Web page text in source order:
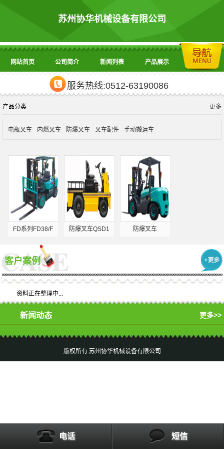
苏州协华机械设备有限公司
网站首页 公司简介 新闻列表 产品展示
服务热线:0512-63190086
产品分类 更多
电瓶叉车 内燃叉车 防爆叉车 叉车配件 手动搬运车
FD系列FD38/FD3... 防爆叉车QSD100Ex 防爆叉车
客户案例
资料正在整理中...
新闻动态 更多>>
版权所有 苏州协华机械设备有限公司
电话 短信